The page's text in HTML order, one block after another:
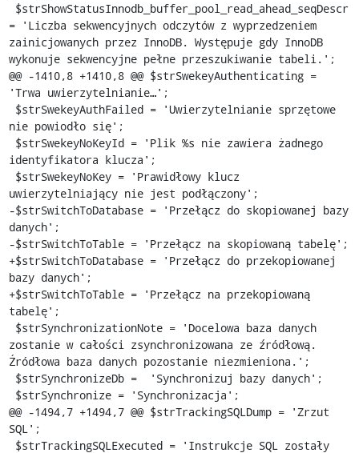
= 'Liczba sekwencyjnych odczytów z wyprzedzeniem
zainicjowanych przez InnoDB. Występuje gdy InnoDB
wykonuje sekwencyjne pełne przeszukiwanie tabeli.';
@@ -1410,8 +1410,8 @@ $strSwekeyAuthenticating =
'Trwa uwierzytelnianie…';
nie powiodło się';
identyfikatora klucza';
uwierzytelniający nie jest podłączony';
-$strSwitchToDatabase = 'Przełącz do skopiowanej bazy
danych';
-$strSwitchToTable = 'Przełącz na skopiowaną tabelę';
+$strSwitchToDatabase = 'Przełącz do przekopiowanej
bazy danych';
+$strSwitchToTable = 'Przełącz na przekopiowaną
tabelę';
zostanie w całości zsynchronizowana ze źródłową.
Źródłowa baza danych pozostanie niezmieniona.';
@@ -1494,7 +1494,7 @@ $strTrackingSQLDump = 'Zrzut
SQL';